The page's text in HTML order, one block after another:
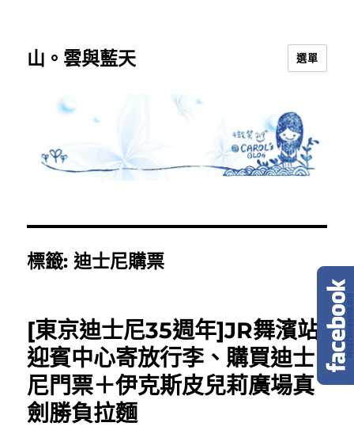
山。雲與藍天 選單
標籤:迪士尼購票
[東京迪士尼35週年]JR舞濱站
迎賓中心寄放行李、購買迪士
尼門票＋伊克斯皮兒莉廣場真
劍勝負拉麵